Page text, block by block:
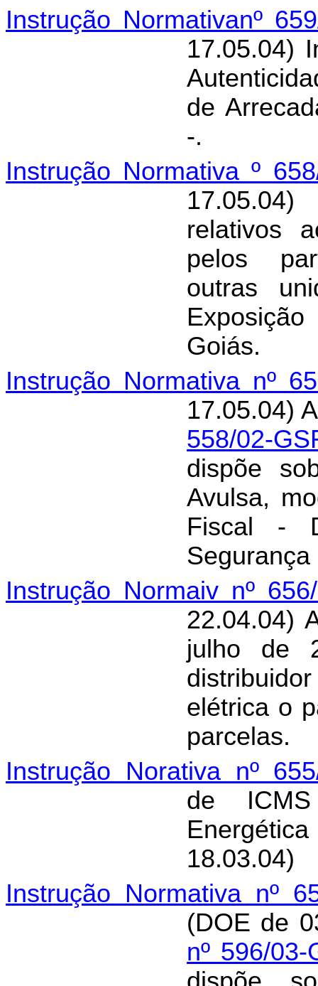
Instrução Normativanº
17.05.04)
de
-.
Instrução Normativa º
relativos
pelos
outras
Goiás.
Instrução Normativa nº
17.05.04)
558/02-
dispõe
Avulsa,
Fiscal -
Instrução Normaiv nº
22.04.04)
julho de
elétrica o
parcelas.
Instrução Norativa nº
de
18.03.04)
Instrução Normativa nº
(DOE de
nº 596/03-